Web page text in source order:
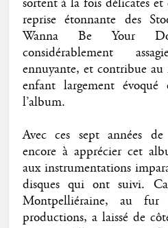
reprise étonnante des
Wanna Be Your
considérablement
ennuyante, et contribue
enfant largement évoqué
l’album.
Avec ces sept années
encore à apprécier cet
aux instrumentations
disques qui ont suivi.
Montpelliéraine, au
productions, a laissé de